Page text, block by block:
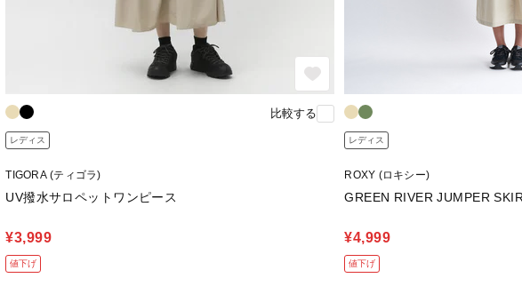
比較する
レディス
TIGORA (ティゴラ)
UV撥水サロペットワンピース
¥3,999
値下げ
レディス
ROXY (ロキシー)
GREEN RIVER JUMPER
¥4,999
値下げ